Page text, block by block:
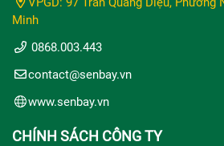
Minh
0868.003.443
contact@senbay.vn
www.senbay.vn
CHÍNH SÁCH CÔNG TY